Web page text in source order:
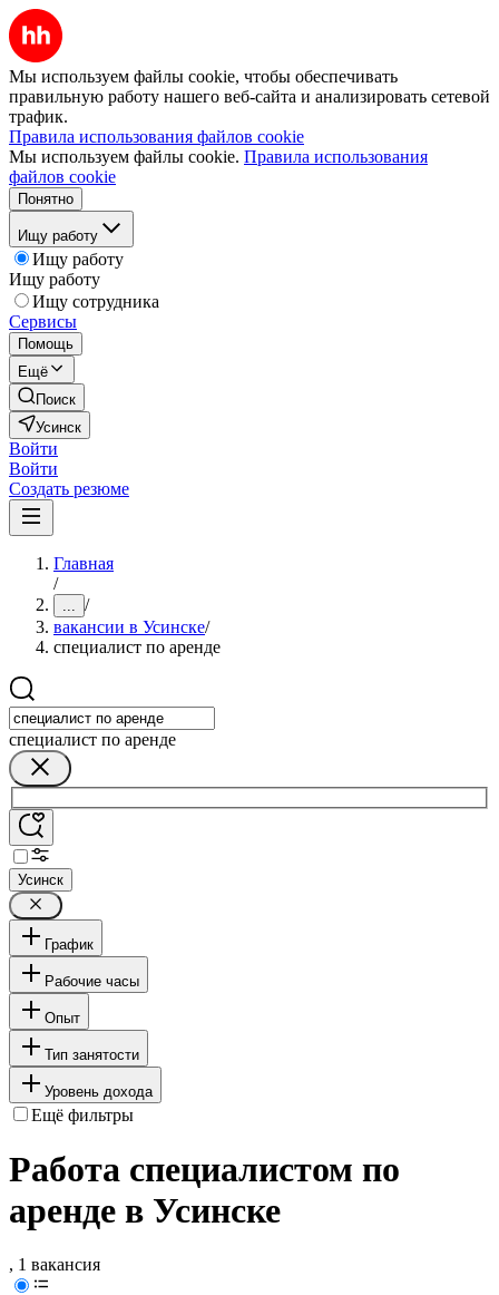
Мы используем файлы cookie, чтобы обеспечивать
правильную работу нашего веб-сайта и анализировать сетевой
трафик.
Правила использования файлов cookie
Мы используем файлы cookie. Правила использования
файлов cookie
Понятно
Ищу работу
Ищу работу
Ищу работу
Ищу сотрудника
Сервисы
Помощь
Ещё
Поиск
Усинск
Войти
Войти
Создать резюме
Главная
/
... /
вакансии в Усинске/
специалист по аренде
специалист по аренде
Усинск
График
Рабочие часы
Опыт
Тип занятости
Уровень дохода
Ещё фильтры
Работа специалистом по
аренде в Усинске
, 1 вакансия